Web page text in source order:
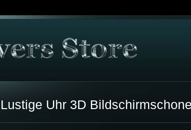
Lustige Uhr 3D